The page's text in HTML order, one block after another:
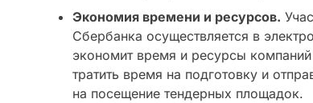
Экономия времени и ресурсов.
Сбербанка осуществляется в
экономит время и ресурсы
тратить время на подготовку и
на посещение тендерных площадок.